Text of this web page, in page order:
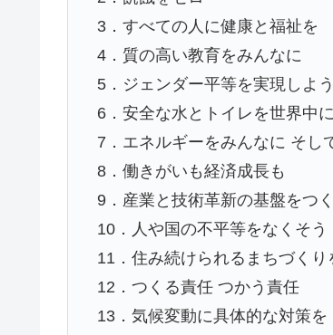
3．すべての人に健康と福祉を
4．質の高い教育をみんなに
5．ジェンダー平等を実現しよう
6．安全な水とトイレを世界中に
7．エネルギーをみんなに そし
8．働きがいも経済成長も
9．産業と技術革新の基盤をつ
10．人や国の不平等をなくそう
11．住み続けられるまちづくり
12．つくる責任 つかう責任
13．気候変動に具体的な対策を